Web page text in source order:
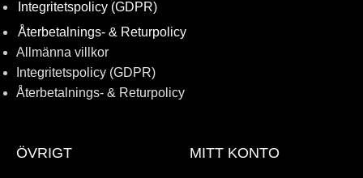
Integritetspolicy (GDPR)
Återbetalnings- & Returpolicy
Allmänna villkor
Integritetspolicy (GDPR)
Återbetalnings- & Returpolicy
ÖVRIGT MITT KONTO